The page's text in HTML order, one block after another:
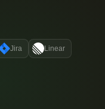
Jira Linear